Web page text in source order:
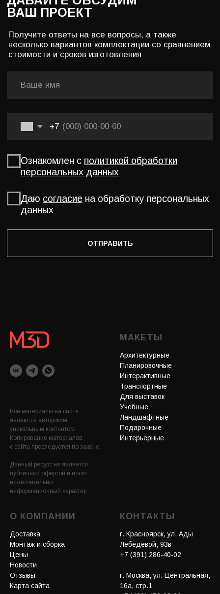
Все материалы на сайте
являются авторским
уникальным контентом.
Копирование материалов
с сайта преследуется по закону.
Данный ресурс не является
публичной офертой и носит
исключительно
информационный характер
МАКЕТЫ
Архитектурные
Планировочные
Интерактивные
Транспортные
Для выставок
Учебные
Ландшафтные
Подарочные
Интерьерные
О КОМПАНИИ
Доставка
Монтаж и сборка
Цены
Новости
Отзывы
Карта сайта
КОНТАКТЫ
г. Красноярск, ул. Ады
Лебедевой, 93в
+7 (391) 286-40-02
г. Москва, ул. Центральная,
16а, стр.1